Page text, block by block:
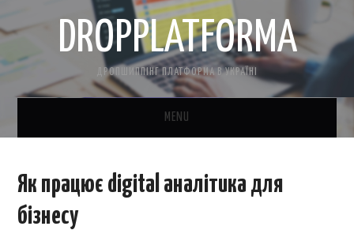
DROPPLATFORMA
ДРОПШИППІНГ ПЛАТФОРМА В УКРАЇНІ
MENU
КОНТАКТНА ІНФОРМАЦІЯ
Як працює digital аналітика для
бізнесу